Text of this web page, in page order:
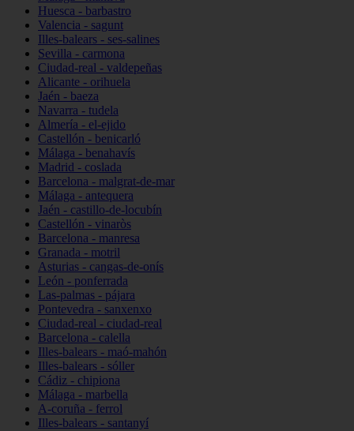
Huesca - barbastro
Valencia - sagunt
Illes-balears - ses-salines
Sevilla - carmona
Ciudad-real - valdepeñas
Alicante - orihuela
Jaén - baeza
Navarra - tudela
Almería - el-ejido
Castellón - benicarló
Málaga - benahavís
Madrid - coslada
Barcelona - malgrat-de-mar
Málaga - antequera
Jaén - castillo-de-locubín
Castellón - vinaròs
Barcelona - manresa
Granada - motril
Asturias - cangas-de-onís
León - ponferrada
Las-palmas - pájara
Pontevedra - sanxenxo
Ciudad-real - ciudad-real
Barcelona - calella
Illes-balears - maó-mahón
Illes-balears - sóller
Cádiz - chipiona
Málaga - marbella
A-coruña - ferrol
Illes-balears - santanyí